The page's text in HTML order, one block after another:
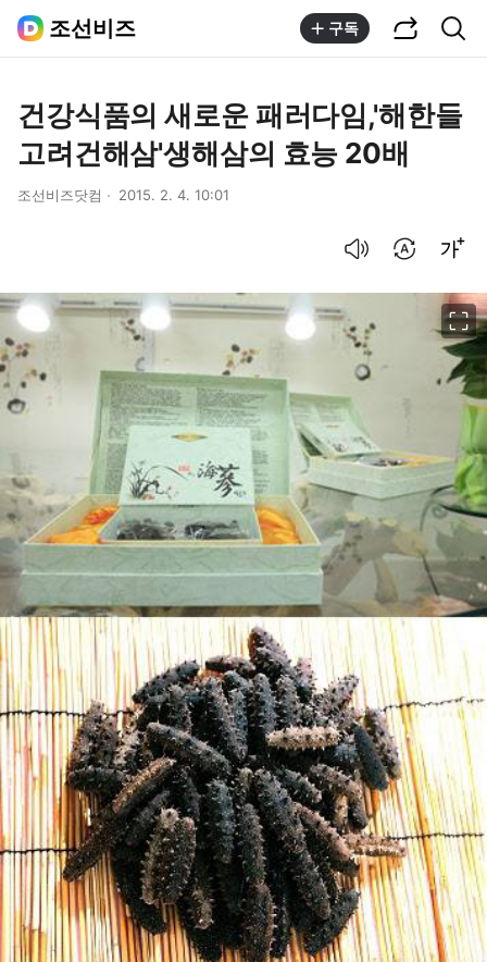
조선비즈 구독
건강식품의 새로운 패러다임,'해한들
고려건해삼'생해삼의 효능 20배
조선비즈닷컴 2015. 2. 4. 10:01